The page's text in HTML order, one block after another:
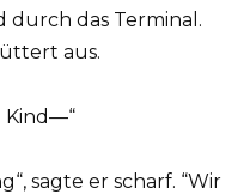
das Terminal.
aus.
Kind—“
sagte er scharf. “Wir